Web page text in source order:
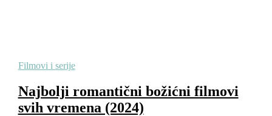
Filmovi i serije
Najbolji romantični božićni filmovi
svih vremena (2024)